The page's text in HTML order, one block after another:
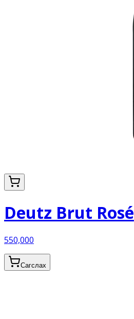
Deutz Brut Rosé
550,000
Сагслах